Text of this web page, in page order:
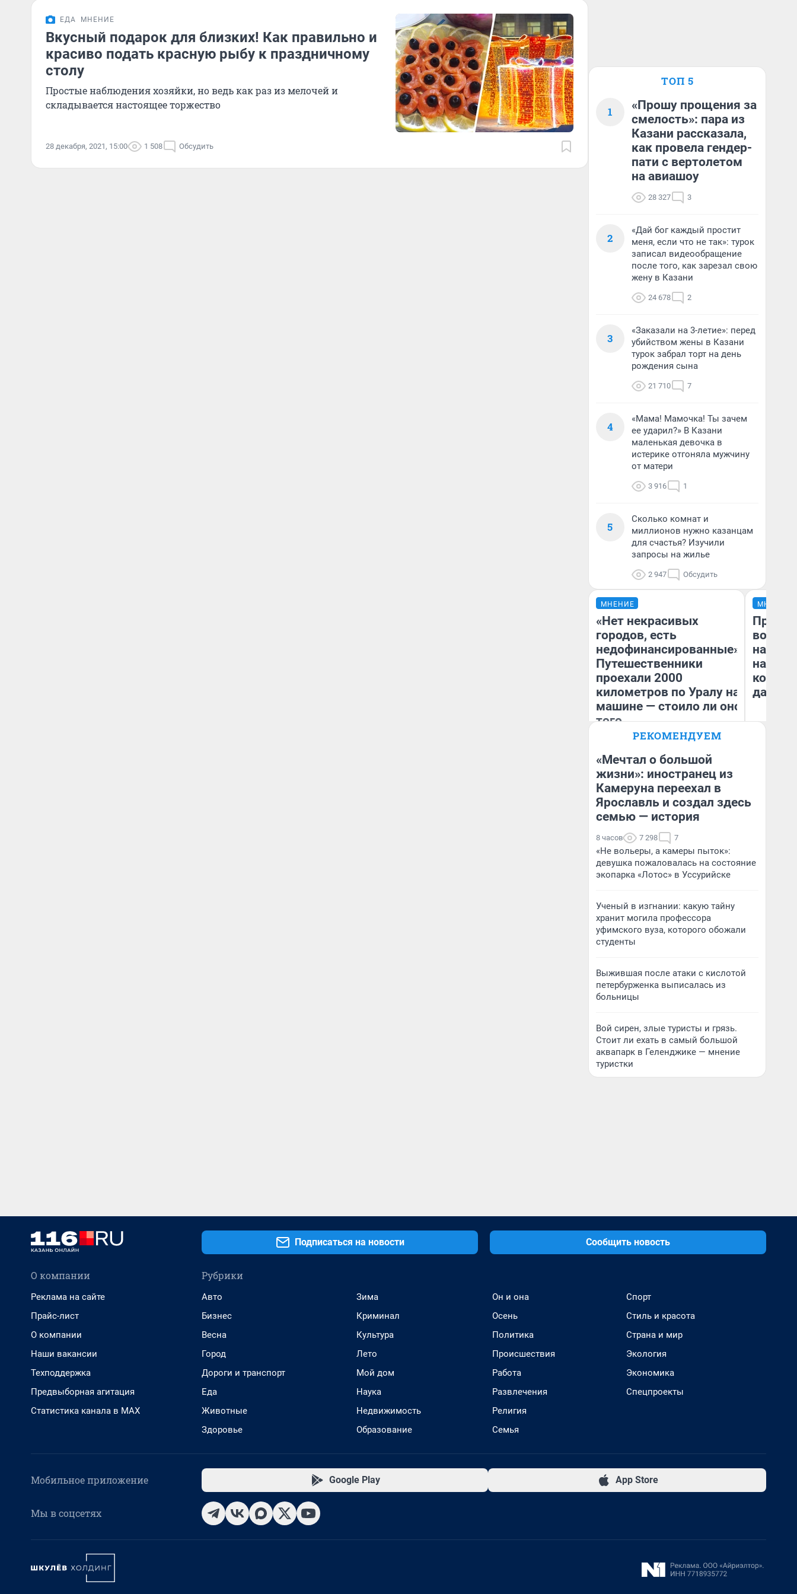
ЕДА МНЕНИЕ
Вкусный подарок для близких! Как правильно и
красиво подать красную рыбу к праздничному
столу
Простые наблюдения хозяйки, но ведь как раз из мелочей и
складывается настоящее торжество
28 декабря, 2021, 15:00 1 508 Обсудить
ТОП 5
1
«Прошу прощения за
смелость»: пара из
Казани рассказала,
как провела гендер-
пати с вертолетом
на авиашоу
28 327 3
2
«Дай бог каждый простит
меня, если что не так»: турок
записал видеообращение
после того, как зарезал свою
жену в Казани
24 678 2
3
«Заказали на 3-летие»: перед
убийством жены в Казани
турок забрал торт на день
рождения сына
21 710 7
4
«Мама! Мамочка! Ты зачем
ее ударил?» В Казани
маленькая девочка в
истерике отгоняла мужчину
от матери
3 916 1
5
Сколько комнат и
миллионов нужно казанцам
для счастья? Изучили
запросы на жилье
2 947 Обсудить
МНЕНИЕ
«Нет некрасивых
городов, есть
недофинансированные».
Путешественники
проехали 2000
километров по Уралу на
машине — стоило ли оно
того
Екатерина Литкевич
МНЕНИЕ
нам
даже
РЕКОМЕНДУЕМ
«Мечтал о большой
жизни»: иностранец из
Камеруна переехал в
Ярославль и создал здесь
семью — история
8 часов 7 298 7
«Не вольеры, а камеры пыток»:
девушка пожаловалась на состояние
экопарка «Лотос» в Уссурийске
Ученый в изгнании: какую тайну
хранит могила профессора
уфимского вуза, которого обожали
студенты
Выжившая после атаки с кислотой
петербурженка выписалась из
больницы
Вой сирен, злые туристы и грязь.
Стоит ли ехать в самый большой
аквапарк в Геленджике — мнение
туристки
Подписаться на новости Сообщить новость
О компании
Реклама на сайте
Прайс-лист
О компании
Наши вакансии
Техподдержка
Предвыборная агитация
Статистика канала в MAX
Рубрики
Авто
Бизнес
Весна
Город
Дороги и транспорт
Еда
Животные
Здоровье
Зима
Криминал
Культура
Лето
Мой дом
Наука
Недвижимость
Образование
Он и она
Осень
Политика
Происшествия
Работа
Развлечения
Религия
Семья
Спорт
Стиль и красота
Страна и мир
Экология
Экономика
Спецпроекты
Мобильное приложение Google Play App Store
Мы в соцсетях